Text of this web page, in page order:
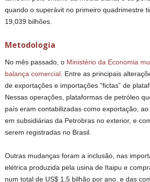
quando o superávit no primeiro quadrimestre
19,039 bilhões.
Metodologia
No mês passado, o Ministério da Economia
balança comercial . Entre as principais
de exportações e importações “fictas” de
Nessas operações, plataformas de petróleo
país eram contabilizadas como exportação,
em subsidiárias da Petrobras no exterior, e
serem registradas no Brasil.
Outras mudanças foram a inclusão, nas
elétrica produzida pela usina de Itaipu e
num total de US$ 1,5 bilhão por ano, e das